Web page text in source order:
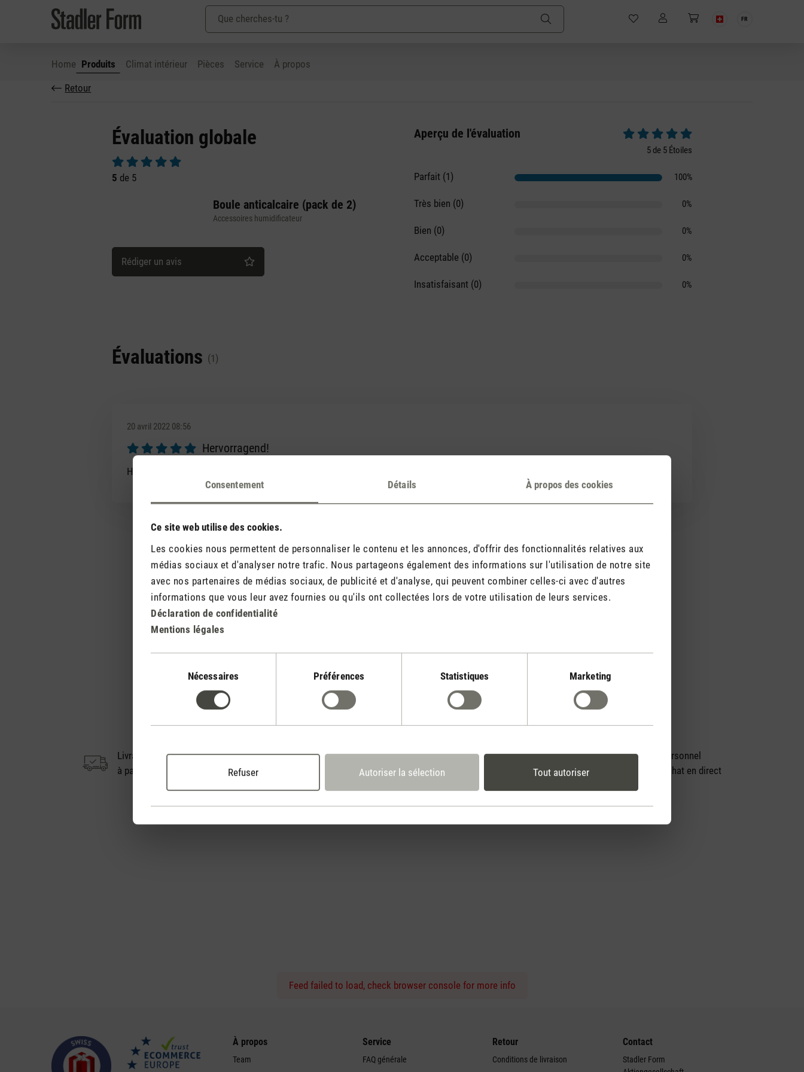
Consentement Détails À propos des cookies
Ce site web utilise des cookies.
Les cookies nous permettent de personnaliser le contenu et les annonces, d'offrir des fonctionnalités relatives aux
médias sociaux et d'analyser notre trafic. Nous partageons également des informations sur l'utilisation de notre site
avec nos partenaires de médias sociaux, de publicité et d'analyse, qui peuvent combiner celles-ci avec d'autres
informations que vous leur avez fournies ou qu'ils ont collectées lors de votre utilisation de leurs services.
Déclaration de confidentialité
Mentions légales
consentement
Nécessaires Préférences Statistiques Marketing
Refuser Autoriser la sélection Tout autoriser
au contenu principal
Passer à la recherche
Passer à la navigation principale
FR
Home Produits Climat intérieur Pièces Service
À propos
Retour
Évaluation globale
Note moyenne de 5 sur 5 étoiles
5 de 5
Boule anticalcaire (pack de 2)
Accessoires humidificateur
Rédiger un avis
Aperçu de l'évaluation
Note moyenne de 5 sur 5 étoiles
5 de 5 Étoiles
Parfait (1) 100%
Très bien (0) 0%
Bien (0) 0%
Acceptable (0) 0%
Insatisfaisant (0) 0%
Évaluations (1)
20 avril 2022 08:56
Hervorragend!
Hervorragendes Produkt und bin sehr zufrieden.
Rédiger un avis
Tes avantages
Livraison gratuite
à partir de CHF 50
30 jours
2 ans de garantie avec
propre centre de service
Conseil d'achat personnel
par téléphone ou chat en direct
Feed failed to load, check browser console for more info
À propos
Team
Service
FAQ générale
Retour
Conditions de livraison
Contact
Stadler Form